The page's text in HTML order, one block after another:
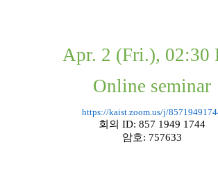
Apr. 2 (Fri.), 02:30
Online seminar
https://kaist.zoom.us/j/
회의 ID: 857 1949 1744
암호: 757633